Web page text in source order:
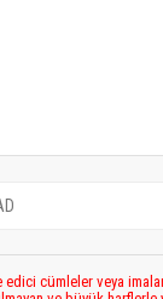
cümleler veya